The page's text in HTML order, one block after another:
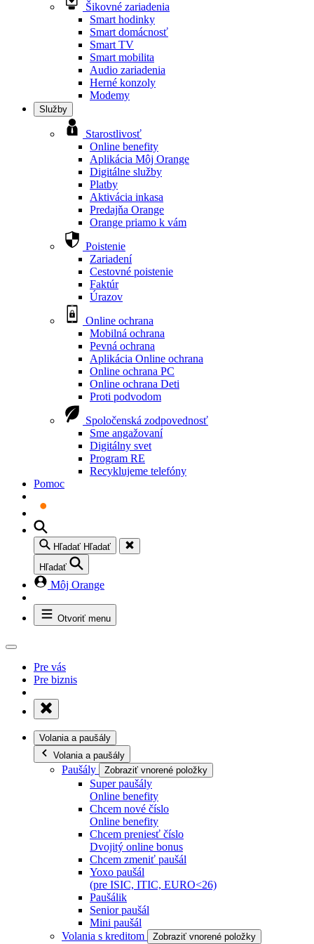
Šikovné zariadenia
Smart hodinky
Smart domácnosť
Smart TV
Smart mobilita
Audio zariadenia
Herné konzoly
Modemy
Služby
Starostlivosť
Online benefity
Aplikácia Môj Orange
Digitálne služby
Platby
Aktivácia inkasa
Predajňa Orange
Orange priamo k vám
Poistenie
Zariadení
Cestovné poistenie
Faktúr
Úrazov
Online ochrana
Mobilná ochrana
Pevná ochrana
Aplikácia Online ochrana
Online ochrana PC
Online ochrana Deti
Proti podvodom
Spoločenská zodpovednosť
Sme angažovaní
Digitálny svet
Program RE
Recyklujeme telefóny
Pomoc
Hľadať Hľadať
Hľadať
Môj Orange
Otvoriť menu
Pre vás
Pre biznis
Volania a paušály
Volania a paušály
Paušály Zobraziť vnorené položky
Super paušály
Online benefity
Chcem nové číslo
Online benefity
Chcem preniesť číslo
Dvojitý online bonus
Chcem zmeniť paušál
Yoxo paušál
(pre ISIC, ITIC, EURO<26)
Paušálik
Senior paušál
Mini paušál
Volania s kreditom
Zobraziť vnorené položky